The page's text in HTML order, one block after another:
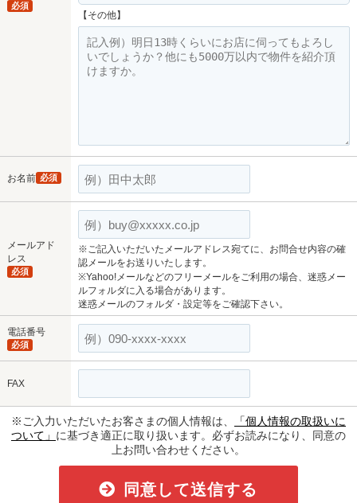
必須
【その他】
お名前 必須
メールアド
レス
必須
※ご記入いただいたメールアドレス宛てに、お問合せ内容の確
認メールをお送りいたします。
※Yahoo!メールなどのフリーメールをご利用の場合、迷惑メー
ルフォルダに入る場合があります。
迷惑メールのフォルダ・設定等をご確認下さい。
電話番号
必須
FAX
※ご入力いただいたお客さまの個人情報は、
「個人情報の取扱いに
ついて」 に基づき適正に取り扱います。必ずお読みになり、同意の
上お問い合わせください。
同意して送信する